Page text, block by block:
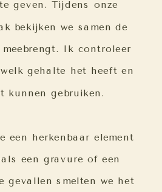
geven. Tijdens onze
bekijken we samen de
Ik controleer
gehalte het heeft en
kunnen gebruiken.
een herkenbaar element
een gravure of een
gevallen smelten we het